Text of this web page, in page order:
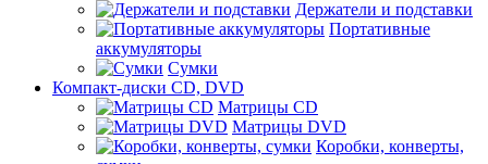
Держатели и подставки
Портативные
аккумуляторы
Сумки
Компакт-диски CD, DVD
Матрицы CD
Матрицы DVD
Коробки, конверты,